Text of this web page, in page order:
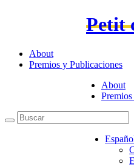
Petit
About
Premios y Publicaciones
About